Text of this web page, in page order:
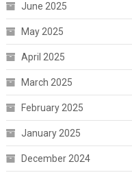
June 2025
May 2025
April 2025
March 2025
February 2025
January 2025
December 2024